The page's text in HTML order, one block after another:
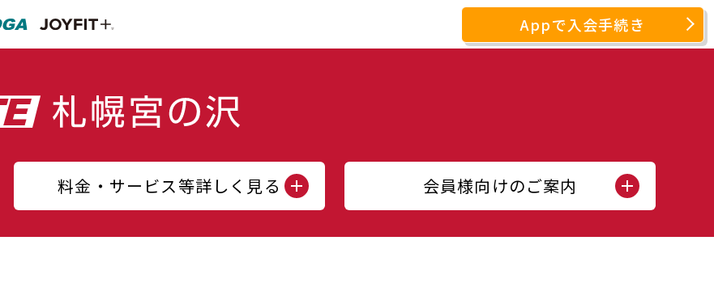
Appで入会手続き
料金・サービス等詳しく見る 会員様向けのご案内